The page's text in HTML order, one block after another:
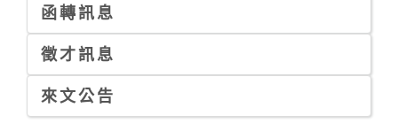
函轉訊息
徵才訊息
來文公告